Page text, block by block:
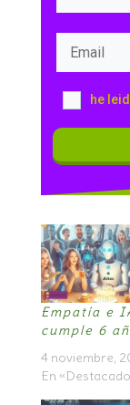
he
Empatía e
cumple 6
4 noviembre,
En